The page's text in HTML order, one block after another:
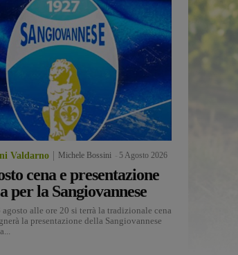
Valdarno Michele Bossini 5 Agosto 2026
cena e presentazione
per la Sangiovannese
alle ore 20 si terrà la tradizionale cena
la presentazione della Sangiovannese